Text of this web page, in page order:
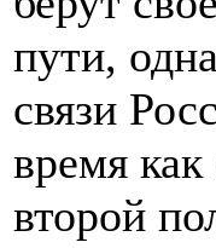
пути,
связи
время
второй